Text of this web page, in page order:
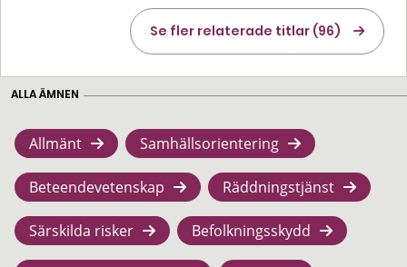
Se fler relaterade titlar (96)
ALLA ÄMNEN
Allmänt Samhällsorientering
Beteendevetenskap Räddningstjänst
Särskilda risker Befolkningsskydd